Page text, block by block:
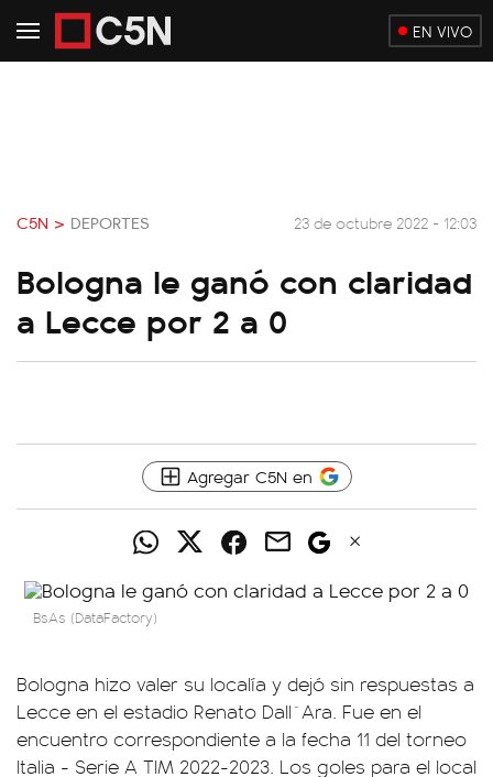
EN VIVO
C5N > DEPORTES 23 de octubre 2022 - 12:03
Bologna le ganó con claridad
a Lecce por 2 a 0
Agregar C5N en
BsAs (DataFactory)
Bologna hizo valer su localía y dejó sin respuestas a
Lecce en el estadio Renato Dall`Ara. Fue en el
encuentro correspondiente a la fecha 11 del torneo
Italia - Serie A TIM 2022-2023. Los goles para el local